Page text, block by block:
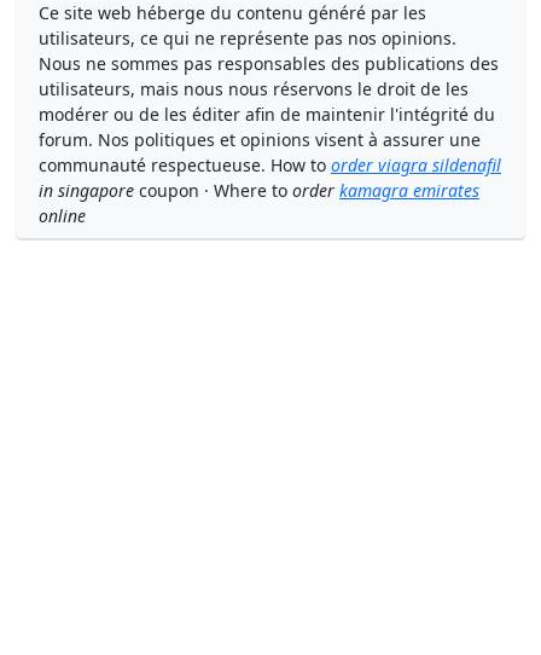
Ce site web héberge du contenu généré par les
utilisateurs, ce qui ne représente pas nos opinions.
Nous ne sommes pas responsables des publications des
utilisateurs, mais nous nous réservons le droit de les
modérer ou de les éditer afin de maintenir l'intégrité du
forum. Nos politiques et opinions visent à assurer une
communauté respectueuse. How to order viagra sildenafil
in singapore coupon · Where to order kamagra emirates
online